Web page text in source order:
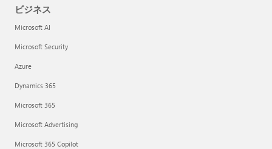
ビジネス
Microsoft AI
Microsoft Security
Azure
Dynamics 365
Microsoft 365
Microsoft Advertising
Microsoft 365 Copilot